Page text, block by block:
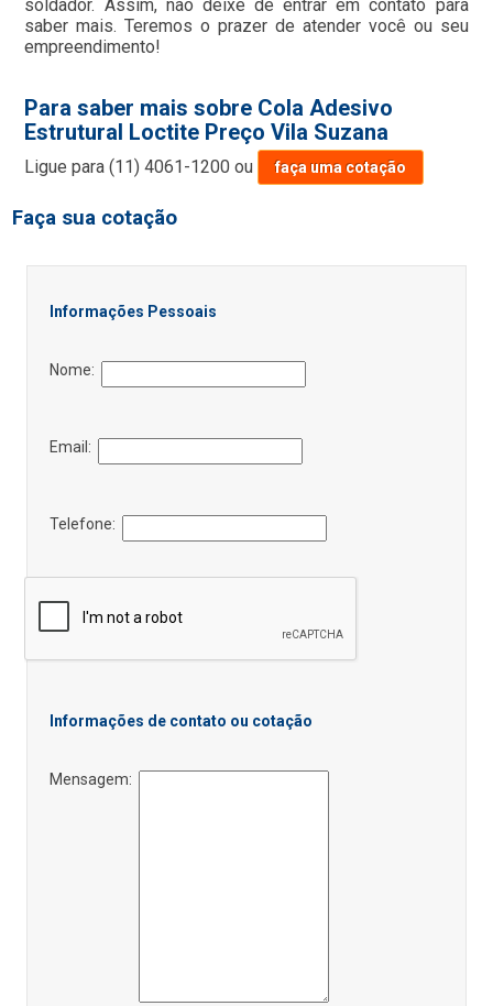
soldador. Assim, não deixe de entrar em contato para
saber mais. Teremos o prazer de atender você ou seu
empreendimento!
Para saber mais sobre Cola Adesivo
Estrutural Loctite Preço Vila Suzana
Ligue para(11) 4061-1200 ou faça uma cotação
Faça sua cotação
Informações Pessoais
Nome:
Email:
Telefone:
Informações de contato ou cotação
Mensagem: